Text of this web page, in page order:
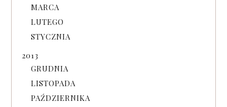
MARCA
LUTEGO
STYCZNIA
2013
GRUDNIA
LISTOPADA
PAŹDZIERNIKA